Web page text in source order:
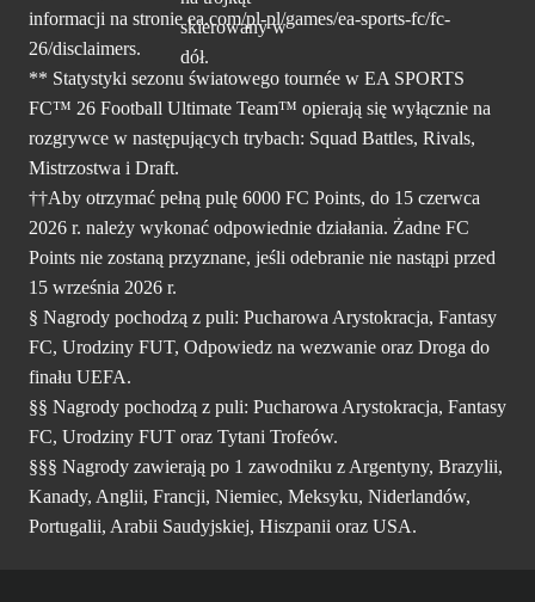
informacji na stronie ea.com/pl-pl/games/ea-sports-fc/fc-
26/disclaimers.
** Statystyki sezonu światowego tournée w EA SPORTS
FC™ 26 Football Ultimate Team™ opierają się wyłącznie na
rozgrywce w następujących trybach: Squad Battles, Rivals,
Mistrzostwa i Draft.
††Aby otrzymać pełną pulę 6000 FC Points, do 15 czerwca
2026 r. należy wykonać odpowiednie działania. Żadne FC
Points nie zostaną przyznane, jeśli odebranie nie nastąpi przed
15 września 2026 r.
§ Nagrody pochodzą z puli: Pucharowa Arystokracja, Fantasy
FC, Urodziny FUT, Odpowiedz na wezwanie oraz Droga do
finału UEFA.
§§ Nagrody pochodzą z puli: Pucharowa Arystokracja, Fantasy
FC, Urodziny FUT oraz Tytani Trofeów.
§§§ Nagrody zawierają po 1 zawodniku z Argentyny, Brazylii,
Kanady, Anglii, Francji, Niemiec, Meksyku, Niderlandów,
Portugalii, Arabii Saudyjskiej, Hiszpanii oraz USA.